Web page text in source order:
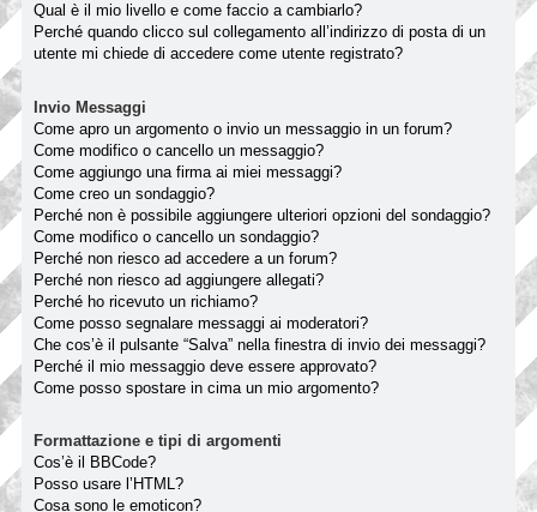
Qual è il mio livello e come faccio a cambiarlo?
Perché quando clicco sul collegamento all’indirizzo di posta di un
utente mi chiede di accedere come utente registrato?
Invio Messaggi
Come apro un argomento o invio un messaggio in un forum?
Come modifico o cancello un messaggio?
Come aggiungo una firma ai miei messaggi?
Come creo un sondaggio?
Perché non è possibile aggiungere ulteriori opzioni del sondaggio?
Come modifico o cancello un sondaggio?
Perché non riesco ad accedere a un forum?
Perché non riesco ad aggiungere allegati?
Perché ho ricevuto un richiamo?
Come posso segnalare messaggi ai moderatori?
Che cos’è il pulsante “Salva” nella finestra di invio dei messaggi?
Perché il mio messaggio deve essere approvato?
Come posso spostare in cima un mio argomento?
Formattazione e tipi di argomenti
Cos’è il BBCode?
Posso usare l’HTML?
Cosa sono le emoticon?